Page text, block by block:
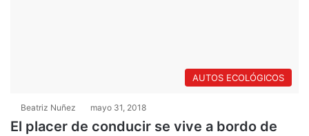
AUTOS ECOLÓGICOS
Beatriz Nuñez mayo 31, 2018
El placer de conducir se vive a bordo de